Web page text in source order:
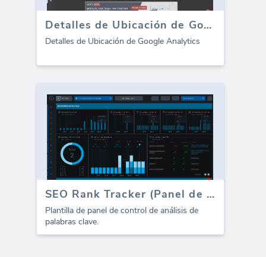
Detalles de Ubicación de Google Analytics
Detalles de Ubicación de Google Analytics
SEO Rank Tracker (Panel de control)
Plantilla de panel de control de análisis de
palabras clave.